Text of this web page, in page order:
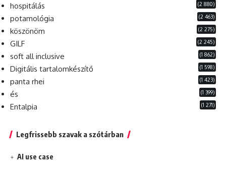
hospitálás (2 880)
potamológia (2 463)
köszönöm (2 275)
GILF (2 245)
soft all inclusive (1 862)
Digitális tartalomkészítő (1 598)
panta rhei (1 423)
és (1 399)
Entalpia (1 271)
Legfrissebb szavak a szótárban
AI use case